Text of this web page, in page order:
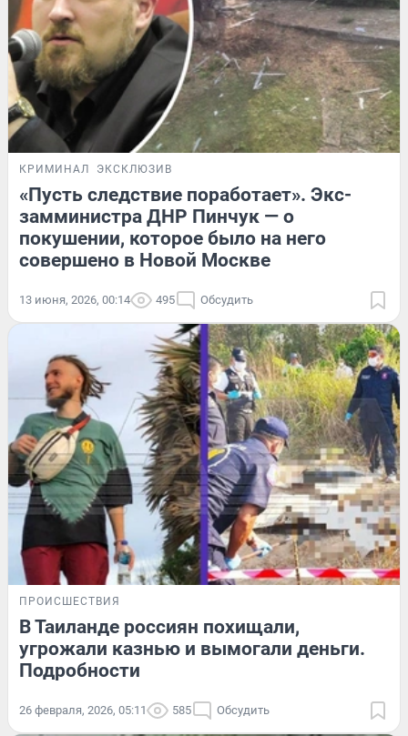
КРИМИНАЛ ЭКСКЛЮЗИВ
«Пусть следствие поработает». Экс-
замминистра ДНР Пинчук — о
покушении, которое было на него
совершено в Новой Москве
13 июня, 2026, 00:14 495 Обсудить
ПРОИСШЕСТВИЯ
В Таиланде россиян похищали,
угрожали казнью и вымогали деньги.
Подробности
26 февраля, 2026, 05:11 585 Обсудить